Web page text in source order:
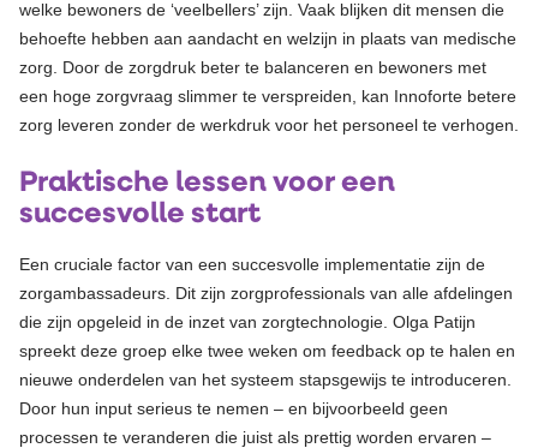
welke bewoners de ‘veelbellers’ zijn. Vaak blijken dit mensen die
behoefte hebben aan aandacht en welzijn in plaats van medische
zorg. Door de zorgdruk beter te balanceren en bewoners met
een hoge zorgvraag slimmer te verspreiden, kan Innoforte betere
zorg leveren zonder de werkdruk voor het personeel te verhogen.
Praktische lessen voor een
succesvolle start
Een cruciale factor van een succesvolle implementatie zijn de
zorgambassadeurs. Dit zijn zorgprofessionals van alle afdelingen
die zijn opgeleid in de inzet van zorgtechnologie. Olga Patijn
spreekt deze groep elke twee weken om feedback op te halen en
nieuwe onderdelen van het systeem stapsgewijs te introduceren.
Door hun input serieus te nemen – en bijvoorbeeld geen
processen te veranderen die juist als prettig worden ervaren –